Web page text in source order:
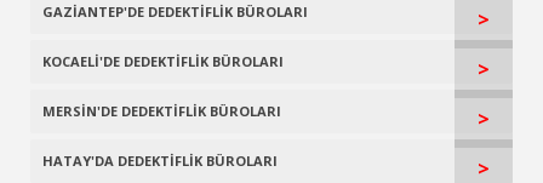
GAZİANTEP'DE DEDEKTİFLİK BÜROLARI >
KOCAELİ'DE DEDEKTİFLİK BÜROLARI >
MERSİN'DE DEDEKTİFLİK BÜROLARI >
HATAY'DA DEDEKTİFLİK BÜROLARI >